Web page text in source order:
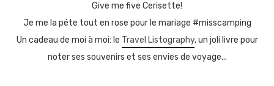
Give me five Cerisette!
Je me la péte tout en rose pour le mariage #misscamping
Un cadeau de moi à moi: le Travel Listography, un joli livre pour
noter ses souvenirs et ses envies de voyage...